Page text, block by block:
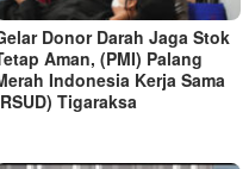
Donor Darah Jaga Stok
Aman, ‎(PMI) Palang
Indonesia Kerja Sama
Tigaraksa